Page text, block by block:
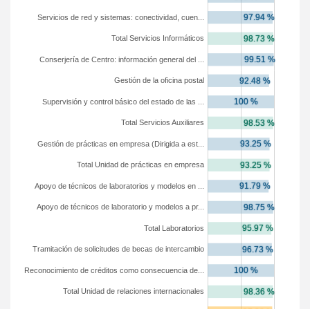
Total Unidad de relaciones internacionales
Reconocimiento de créditos como consecuencia de...
Tramitación de solicitudes de becas de intercambio
Total Laboratorios
Apoyo de técnicos de laboratorio y modelos a pr...
Apoyo de técnicos de laboratorios y modelos en ...
Total Unidad de prácticas en empresa
Gestión de prácticas en empresa (Dirigida a est...
Total Servicios Auxiliares
Supervisión y control básico del estado de las ...
Gestión de la oficina postal
Conserjería de Centro: información general del ...
Total Servicios Informáticos
Servicios de red y sistemas: conectividad, cuen...